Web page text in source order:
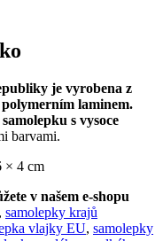
je vyrobena z
laminem.
samolepku s vysoce
barvami.
× 4 cm
v našem e-shopu
, samolepky krajů
vlajky EU, samolepky